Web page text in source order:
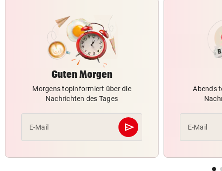
Guten Morgen
Morgens topinformiert über die
Nachrichten des Tages
E-Mail send
Abschicken
Abends
E-Mail